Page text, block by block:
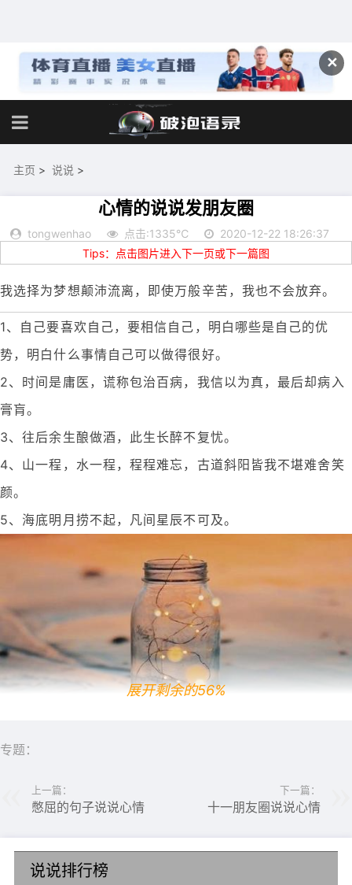
✕
主页 > 说说 >
心情的说说发朋友圈
tongwenhao 点击:1335℃
2020-12-22 18:26:37
Tips：点击图片进入下一页或下一篇图
我选择为梦想颠沛流离，即使万般辛苦，我也不会放弃。
1、自己要喜欢自己，要相信自己，明白哪些是自己的优
势，明白什么事情自己可以做得很好。
2、时间是庸医，谎称包治百病，我信以为真，最后却病入
膏肓。
3、往后余生酿做酒，此生长醉不复忧。
4、山一程，水一程，程程难忘，古道斜阳皆我不堪难舍笑
颜。
5、海底明月捞不起，凡间星辰不可及。
展开剩余的56%
专题：
上一篇：
憋屈的句子说说心情
下一篇：
十一朋友圈说说心情
说说排行榜